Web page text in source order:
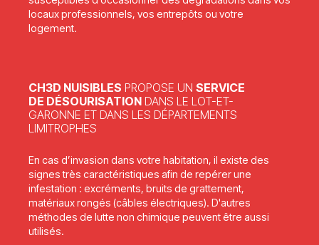
locaux professionnels, vos entrepôts ou votre
logement.
CH3D NUISIBLES PROPOSE UN SERVICE
DE DÉSOURISATION DANS LE LOT-ET-
GARONNE ET DANS LES DÉPARTEMENTS
LIMITROPHES
En cas d’invasion dans votre habitation, il existe des
signes très caractéristiques afin de repérer une
infestation : excréments, bruits de grattement,
matériaux rongés (câbles électriques). D'autres
méthodes de lutte non chimique peuvent être aussi
utilisés.